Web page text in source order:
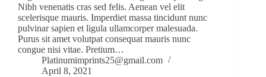
Nibh venenatis cras sed felis. Aenean vel elit
scelerisque mauris. Imperdiet massa tincidunt nunc
pulvinar sapien et ligula ullamcorper malesuada.
Purus sit amet volutpat consequat mauris nunc
congue nisi vitae. Pretium…
Platinumimprints25@gmail.com
April 8, 2021